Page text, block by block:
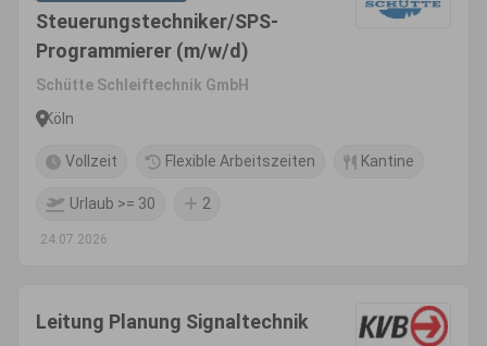
Steuerungstechniker/SPS-
Programmierer (m/w/d)
Schütte Schleiftechnik GmbH
Köln
Vollzeit Flexible Arbeitszeiten Kantine
Urlaub >= 30 2
24.07.2026
Leitung Planung Signaltechnik